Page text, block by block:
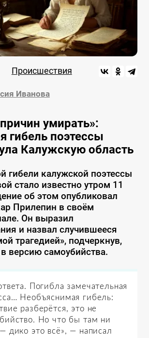
Происшествия
Иванова
умирать»:
гибель поэтессы
Калужскую область
гибели калужской поэтессы
стало известно утром 11
об этом опубликовал
Прилепин в своём
Он выразил
и назвал случившееся
трагедией», подчеркнув,
версию самоубийства.
Погибла замечательная
Необъяснимая гибель:
разберётся, это не
Но что бы там ни
дико это всё», — написал